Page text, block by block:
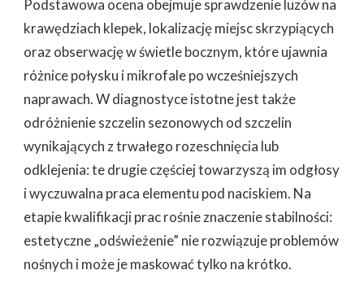
Podstawowa ocena obejmuje sprawdzenie luzów na
krawędziach klepek, lokalizację miejsc skrzypiących
oraz obserwację w świetle bocznym, które ujawnia
różnice połysku i mikrofale po wcześniejszych
naprawach. W diagnostyce istotne jest także
odróżnienie szczelin sezonowych od szczelin
wynikających z trwałego rozeschnięcia lub
odklejenia: te drugie częściej towarzyszą im odgłosy
i wyczuwalna praca elementu pod naciskiem. Na
etapie kwalifikacji prac rośnie znaczenie stabilności:
estetyczne „odświeżenie” nie rozwiązuje problemów
nośnych i może je maskować tylko na krótko.